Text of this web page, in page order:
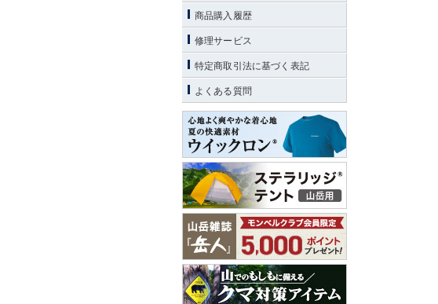
商品購入履歴
修理サービス
特定商取引法に基づく表記
よくある質問